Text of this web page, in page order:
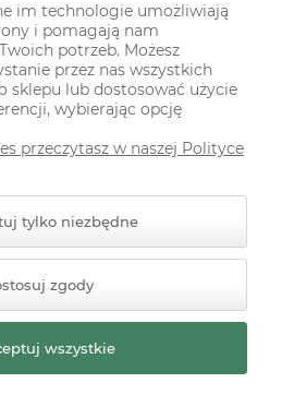
Sklep internetowy Shoper
Premium
im technologie umożliwiają
i pomagają nam
potrzeb. Możesz
przez nas wszystkich
sklepu lub dostosować użycie
wybierając opcję
przeczytasz w naszej Polityce
tylko niezbędne
zgody
wszystkie